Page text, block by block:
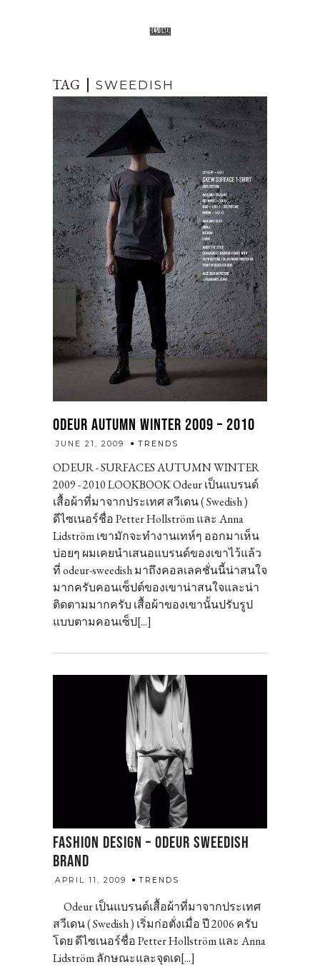
TAG SWEEDISH
ODEUR AUTUMN WINTER 2009 – 2010
JUNE 21, 2009 TRENDS
ODEUR - SURFACES AUTUMN WINTER
2009 - 2010 LOOKBOOK Odeur เป็นแบรนด์
เสื้อผ้าที่มาจากประเทศ สวีเดน ( Swedish )
ดีไซเนอร์ชื่อ Petter Hollström และ Anna
Lidström เขามักจะทำงานเทห์ๆ ออกมาเห็น
บ่อยๆ ผมเคยนำเสนอแบรนด์ของเขาไว้แล้ว
ที่ odeur-sweedish มาถึงคอลเลคชั่นนี้น่าสนใจ
มากครับคอนเซ็ปต์ของเขาน่าสนใจและน่า
ติดตามมากครับ เสื้อผ้าของเขานั้นปรับรูป
แบบตามคอนเซ็ป[...]
FASHION DESIGN – ODEUR SWEEDISH
BRAND
APRIL 11, 2009 TRENDS
Odeur เป็นแบรนด์เสื้อผ้าที่มาจากประเทศ
สวีเดน ( Swedish ) เริ่มก่อตั่งเมื่อ ปี 2006 ครับ
โดย ดีไซเนอร์ชื่อ Petter Hollström และ Anna
Lidström ลักษณะและจุดเด[...]